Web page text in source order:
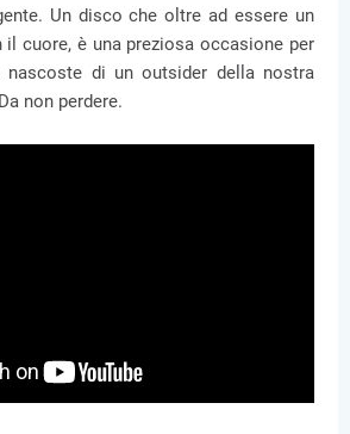
Un disco che oltre ad essere un
cuore, è una preziosa occasione per
nascoste di un outsider della nostra
non perdere.